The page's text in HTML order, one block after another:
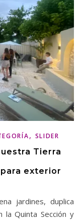
, SLIDER
Tierra
exterior
la Quinta Sección y